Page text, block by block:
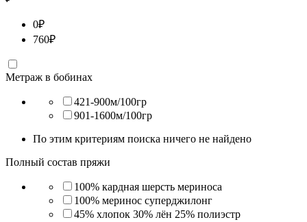
0₽
760₽
Метраж в бобинах
421-900м/100гр
901-1600м/100гр
По этим критериям поиска ничего не найдено
Полный состав пряжи
100% кардная шерсть мериноса
100% меринос суперджилонг
45% хлопок 30% лён 25% полиэстр